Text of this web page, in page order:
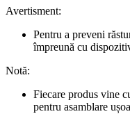
Avertisment:
Pentru a preveni
împreună cu
Notă:
Fiecare produs vine
pentru asamblare